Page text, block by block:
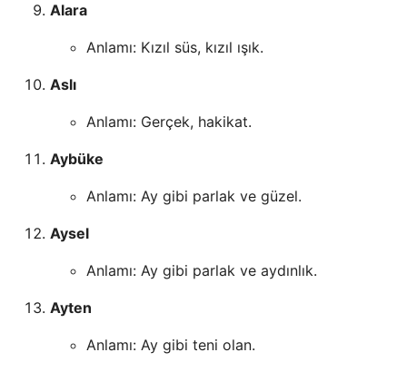
Alara
Anlamı: Kızıl süs, kızıl ışık.
Aslı
Anlamı: Gerçek, hakikat.
Aybüke
Anlamı: Ay gibi parlak ve güzel.
Aysel
Anlamı: Ay gibi parlak ve aydınlık.
Ayten
Anlamı: Ay gibi teni olan.